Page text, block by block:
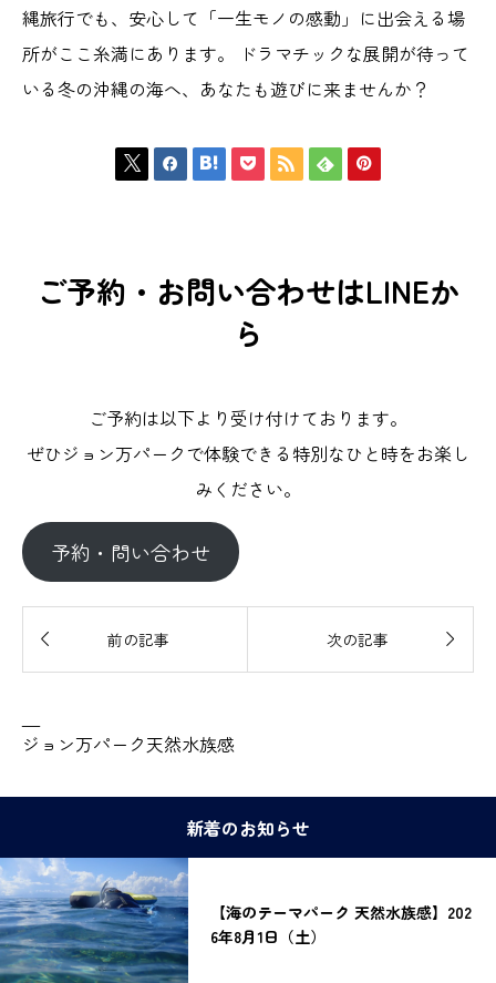
縄旅行でも、安心して「一生モノの感動」に出会える場
所がここ糸満にあります。 ドラマチックな展開が待って
いる冬の沖縄の海へ、あなたも遊びに来ませんか？
      
ご予約・お問い合わせはLINEか
ら
ご予約は以下より受け付けております。
ぜひジョン万パークで体験できる特別なひと時をお楽し
みください。
予約・問い合わせ
 前の記事 次の記事 
—
ジョン万パーク天然水族感
新着のお知らせ
【海のテーマパーク 天然水族感】202
6年8月1日（土）